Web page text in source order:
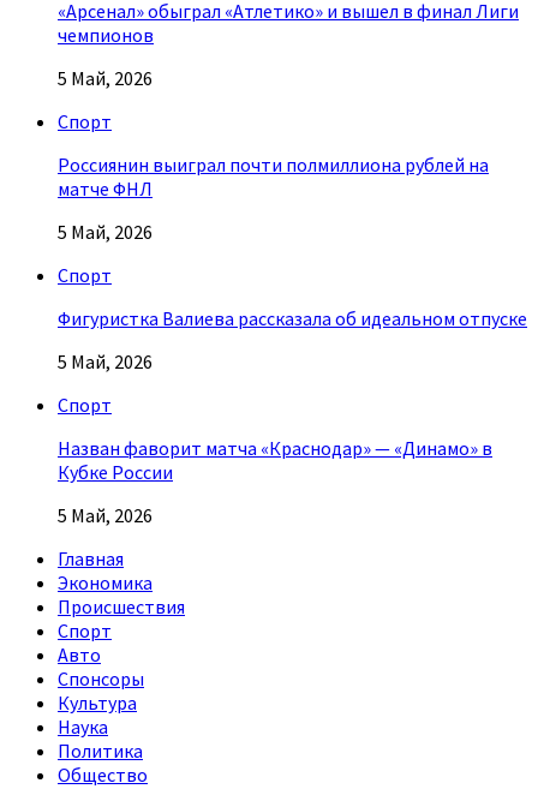
«Арсенал» обыграл «Атлетико» и вышел в финал Лиги
чемпионов
5 Май, 2026
Спорт
Россиянин выиграл почти полмиллиона рублей на
матче ФНЛ
5 Май, 2026
Спорт
Фигуристка Валиева рассказала об идеальном отпуске
5 Май, 2026
Спорт
Назван фаворит матча «Краснодар» — «Динамо» в
Кубке России
5 Май, 2026
Главная
Экономика
Происшествия
Спорт
Авто
Спонсоры
Культура
Наука
Политика
Общество